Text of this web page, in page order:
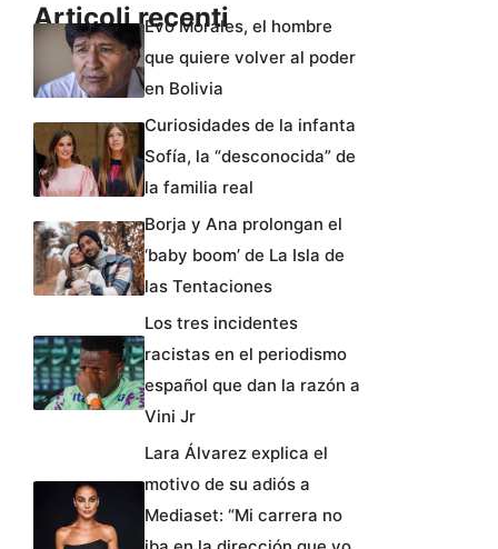
Articoli recentiEvo Morales, el hombre
que quiere volver al poder
en Bolivia
Curiosidades de la infanta
Sofía, la “desconocida” de
la familia real
Borja y Ana prolongan el
‘baby boom’ de La Isla de
las Tentaciones
Los tres incidentes
racistas en el periodismo
español que dan la razón a
Vini Jr
Lara Álvarez explica el
motivo de su adiós a
Mediaset: “Mi carrera no